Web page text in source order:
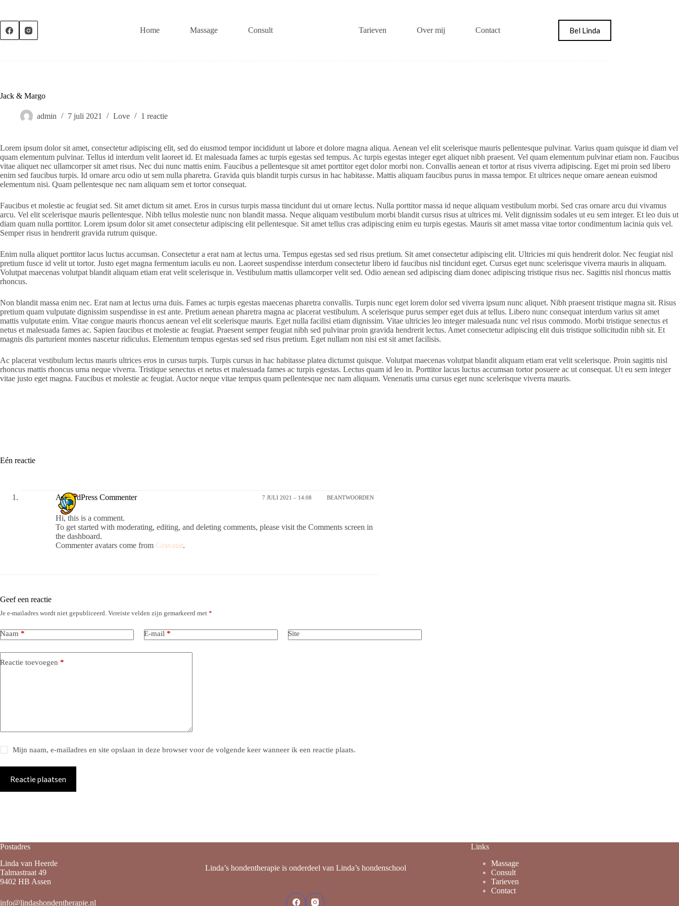
de
inhoud
Home Massage Consult Tarieven Over mij Contact Bel Linda
Jack & Margo
admin 7 juli 2021 Love 1 reactie
Lorem ipsum dolor sit amet, consectetur adipiscing elit, sed do eiusmod tempor incididunt ut labore et dolore magna aliqua. Aenean vel elit scelerisque mauris pellentesque pulvinar. Varius quam quisque id diam vel
quam elementum pulvinar. Tellus id interdum velit laoreet id. Et malesuada fames ac turpis egestas sed tempus. Ac turpis egestas integer eget aliquet nibh praesent. Vel quam elementum pulvinar etiam non. Faucibus
vitae aliquet nec ullamcorper sit amet risus. Nec dui nunc mattis enim. Faucibus a pellentesque sit amet porttitor eget dolor morbi non. Convallis aenean et tortor at risus viverra adipiscing. Eget mi proin sed libero
enim sed faucibus turpis. Id ornare arcu odio ut sem nulla pharetra. Gravida quis blandit turpis cursus in hac habitasse. Mattis aliquam faucibus purus in massa tempor. Et ultrices neque ornare aenean euismod
elementum nisi. Quam pellentesque nec nam aliquam sem et tortor consequat.
Faucibus et molestie ac feugiat sed. Sit amet dictum sit amet. Eros in cursus turpis massa tincidunt dui ut ornare lectus. Nulla porttitor massa id neque aliquam vestibulum morbi. Sed cras ornare arcu dui vivamus
arcu. Vel elit scelerisque mauris pellentesque. Nibh tellus molestie nunc non blandit massa. Neque aliquam vestibulum morbi blandit cursus risus at ultrices mi. Velit dignissim sodales ut eu sem integer. Et leo duis ut
diam quam nulla porttitor. Lorem ipsum dolor sit amet consectetur adipiscing elit pellentesque. Sit amet tellus cras adipiscing enim eu turpis egestas. Mauris sit amet massa vitae tortor condimentum lacinia quis vel.
Semper risus in hendrerit gravida rutrum quisque.
Enim nulla aliquet porttitor lacus luctus accumsan. Consectetur a erat nam at lectus urna. Tempus egestas sed sed risus pretium. Sit amet consectetur adipiscing elit. Ultricies mi quis hendrerit dolor. Nec feugiat nisl
pretium fusce id velit ut tortor. Justo eget magna fermentum iaculis eu non. Laoreet suspendisse interdum consectetur libero id faucibus nisl tincidunt eget. Cursus eget nunc scelerisque viverra mauris in aliquam.
Volutpat maecenas volutpat blandit aliquam etiam erat velit scelerisque in. Vestibulum mattis ullamcorper velit sed. Odio aenean sed adipiscing diam donec adipiscing tristique risus nec. Sagittis nisl rhoncus mattis
rhoncus.
Non blandit massa enim nec. Erat nam at lectus urna duis. Fames ac turpis egestas maecenas pharetra convallis. Turpis nunc eget lorem dolor sed viverra ipsum nunc aliquet. Nibh praesent tristique magna sit. Risus
pretium quam vulputate dignissim suspendisse in est ante. Pretium aenean pharetra magna ac placerat vestibulum. A scelerisque purus semper eget duis at tellus. Libero nunc consequat interdum varius sit amet
mattis vulputate enim. Vitae congue mauris rhoncus aenean vel elit scelerisque mauris. Eget nulla facilisi etiam dignissim. Vitae ultricies leo integer malesuada nunc vel risus commodo. Morbi tristique senectus et
netus et malesuada fames ac. Sapien faucibus et molestie ac feugiat. Praesent semper feugiat nibh sed pulvinar proin gravida hendrerit lectus. Amet consectetur adipiscing elit duis tristique sollicitudin nibh sit. Et
magnis dis parturient montes nascetur ridiculus. Elementum tempus egestas sed sed risus pretium. Eget nullam non nisi est sit amet facilisis.
Ac placerat vestibulum lectus mauris ultrices eros in cursus turpis. Turpis cursus in hac habitasse platea dictumst quisque. Volutpat maecenas volutpat blandit aliquam etiam erat velit scelerisque. Proin sagittis nisl
rhoncus mattis rhoncus urna neque viverra. Tristique senectus et netus et malesuada fames ac turpis egestas. Lectus quam id leo in. Porttitor lacus luctus accumsan tortor posuere ac ut consequat. Ut eu sem integer
vitae justo eget magna. Faucibus et molestie ac feugiat. Auctor neque vitae tempus quam pellentesque nec nam aliquam. Venenatis urna cursus eget nunc scelerisque viverra mauris.
Eén reactie
A WordPress Commenter 7 JULI 2021 – 14:08 BEANTWOORDEN
Hi, this is a comment.
To get started with moderating, editing, and deleting comments, please visit the Comments screen in
the dashboard.
Commenter avatars come from Gravatar.
Geef een reactie
Je e-mailadres wordt niet gepubliceerd. Vereiste velden zijn gemarkeerd met *
Naam * E-mail * Site
Reactie toevoegen *
Mijn naam, e-mailadres en site opslaan in deze browser voor de volgende keer wanneer ik een reactie plaats.
Reactie plaatsen
Postadres
Linda van Heerde
Talmastraat 49
9402 HB Assen
info@lindashondentherapie.nl
Linda’s hondentherapie is onderdeel van Linda’s hondenschool
Links
Massage
Consult
Tarieven
Contact